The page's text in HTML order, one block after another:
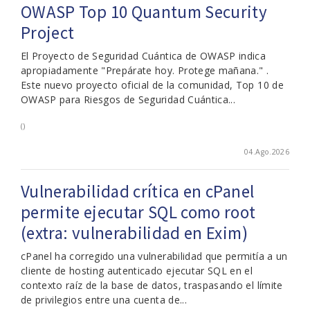
OWASP Top 10 Quantum Security
Project
El Proyecto de Seguridad Cuántica de OWASP indica
apropiadamente "Prepárate hoy. Protege mañana." .
Este nuevo proyecto oficial de la comunidad, Top 10 de
OWASP para Riesgos de Seguridad Cuántica...
()
04.Ago.2026
Vulnerabilidad crítica en cPanel
permite ejecutar SQL como root
(extra: vulnerabilidad en Exim)
cPanel ha corregido una vulnerabilidad que permitía a un
cliente de hosting autenticado ejecutar SQL en el
contexto raíz de la base de datos, traspasando el límite
de privilegios entre una cuenta de...